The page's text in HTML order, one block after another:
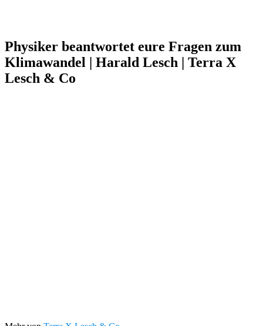
Physiker beantwortet eure Fragen zum
Klimawandel | Harald Lesch | Terra X
Lesch & Co